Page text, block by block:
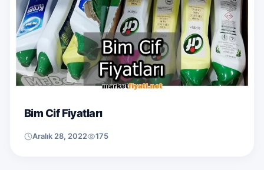
Bim Cif Fiyatları
Aralık 28, 2022 175